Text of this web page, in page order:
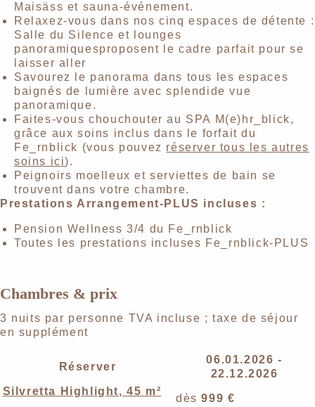
Maisäss et sauna-événement.
Relaxez-vous dans nos cinq espaces de détente :
Salle du Silence et lounges
panoramiquesproposent le cadre parfait pour se
laisser aller
Savourez le panorama dans tous les espaces
baignés de lumière avec splendide vue
panoramique.
Faites-vous chouchouter au SPA M(e)hr_blick,
grâce aux soins inclus dans le forfait du
Fe_rnblick (vous pouvez réserver tous les autres
soins ici).
Peignoirs moelleux et serviettes de bain se
trouvent dans votre chambre.
Prestations Arrangement-PLUS incluses :
Pension Wellness 3/4 du Fe_rnblick
Toutes les prestations incluses Fe_rnblick-PLUS
Chambres & prix
3 nuits par personne TVA incluse ; taxe de séjour
en supplément
Réserver
06.01.2026 -
22.12.2026
Silvretta Highlight,45 m²
dès 999 €